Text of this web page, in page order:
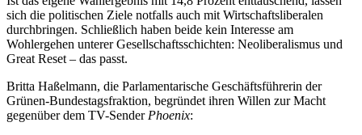
sich die politischen Ziele notfalls auch mit Wirtschaftsliberalen
durchbringen. Schließlich haben beide kein Interesse am
Wohlergehen unterer Gesellschaftsschichten: Neoliberalismus und
Great Reset – das passt.
Britta Haßelmann, die Parlamentarische Geschäftsführerin der
Grünen-Bundestagsfraktion, begründet ihren Willen zur Macht
gegenüber dem TV-Sender Phoenix: